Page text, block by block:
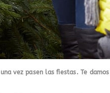
vez pasen las fiestas. Te